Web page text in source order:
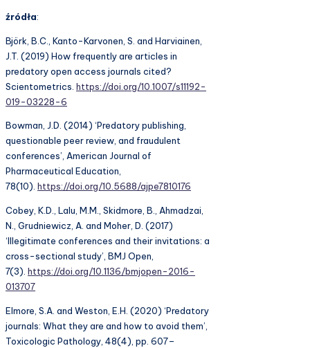
źródła:
Björk, B.C., Kanto-Karvonen, S. and Harviainen,
J.T. (2019) How frequently are articles in
predatory open access journals cited?
Scientometrics. https://doi.org/10.1007/s11192-
019-03228-6
Bowman, J.D. (2014) ‘Predatory publishing,
questionable peer review, and fraudulent
conferences’, American Journal of
Pharmaceutical Education,
78(10). https://doi.org/10.5688/ajpe7810176
Cobey, K.D., Lalu, M.M., Skidmore, B., Ahmadzai,
N., Grudniewicz, A. and Moher, D. (2017)
‘Illegitimate conferences and their invitations: a
cross-sectional study’, BMJ Open,
7(3). https://doi.org/10.1136/bmjopen-2016-
013707
Elmore, S.A. and Weston, E.H. (2020) ‘Predatory
journals: What they are and how to avoid them’,
Toxicologic Pathology, 48(4), pp. 607–